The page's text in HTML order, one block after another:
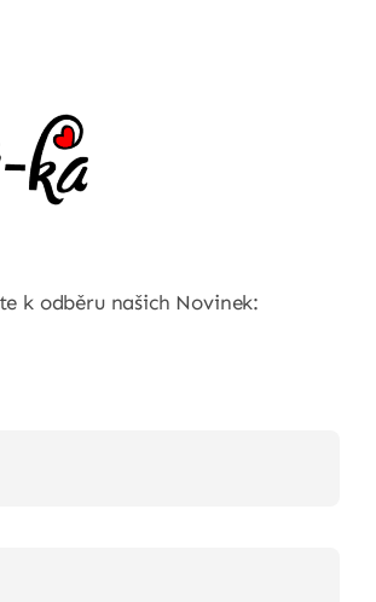
k odběru našich Novinek: